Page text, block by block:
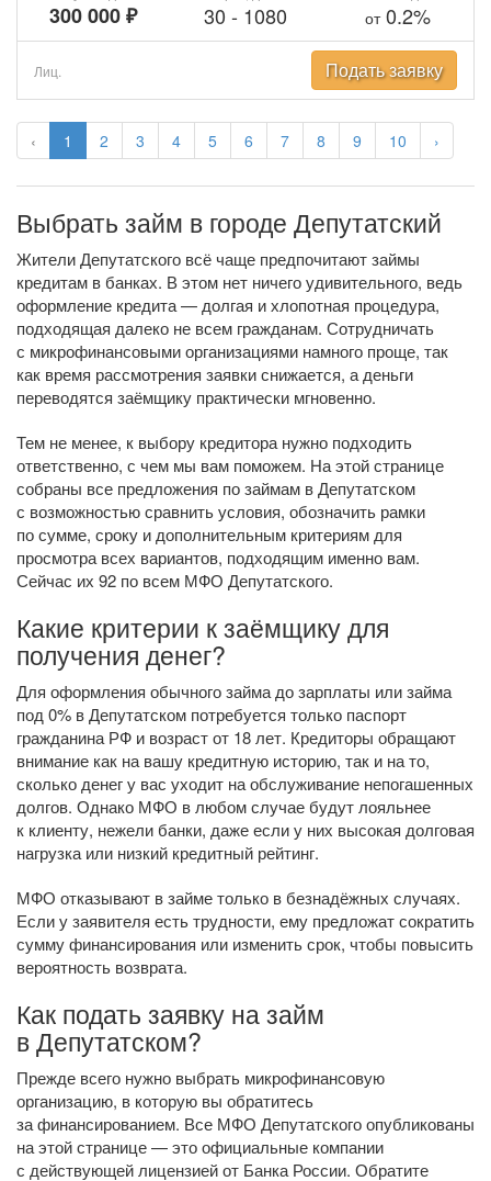
‹ 1 2 3 4 5 6 7 8 9 10 ›
300 000 ₽ 30 - 1080 от0.2%
Лиц. Подать заявку
Выбрать займ в городе Депутатский
Жители Депутатского всё чаще предпочитают займы
кредитам в банках. В этом нет ничего удивительного, ведь
оформление кредита — долгая и хлопотная процедура,
подходящая далеко не всем гражданам. Сотрудничать
с микрофинансовыми организациями намного проще, так
как время рассмотрения заявки снижается, а деньги
переводятся заёмщику практически мгновенно.
Тем не менее, к выбору кредитора нужно подходить
ответственно, с чем мы вам поможем. На этой странице
собраны все предложения по займам в Депутатском
с возможностью сравнить условия, обозначить рамки
по сумме, сроку и дополнительным критериям для
просмотра всех вариантов, подходящим именно вам.
Сейчас их 92 по всем МФО Депутатского.
Какие критерии к заёмщику для
получения денег?
Для оформления обычного займа до зарплаты или займа
под 0% в Депутатском потребуется только паспорт
гражданина РФ и возраст от 18 лет. Кредиторы обращают
внимание как на вашу кредитную историю, так и на то,
сколько денег у вас уходит на обслуживание непогашенных
долгов. Однако МФО в любом случае будут лояльнее
к клиенту, нежели банки, даже если у них высокая долговая
нагрузка или низкий кредитный рейтинг.
МФО отказывают в займе только в безнадёжных случаях.
Если у заявителя есть трудности, ему предложат сократить
сумму финансирования или изменить срок, чтобы повысить
вероятность возврата.
Как подать заявку на займ
в Депутатском?
Прежде всего нужно выбрать микрофинансовую
организацию, в которую вы обратитесь
за финансированием. Все МФО Депутатского опубликованы
на этой странице — это официальные компании
с действующей лицензией от Банка России. Обратите